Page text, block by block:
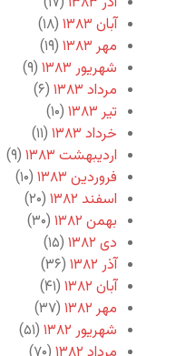
آبان ۱۳۸۳
(۱۸)
مهر ۱۳۸۳
(۱۹)
شهریور ۱۳۸۳
(۹)
مرداد ۱۳۸۳
(۶)
تیر ۱۳۸۳
(۱۰)
خرداد ۱۳۸۳
(۱۱)
اردیبهشت ۱۳۸۳
(۹)
فروردین ۱۳۸۳
(۱۰)
اسفند ۱۳۸۲
(۲۰)
بهمن ۱۳۸۲
(۳۰)
دی ۱۳۸۲
(۱۵)
آذر ۱۳۸۲
(۳۶)
آبان ۱۳۸۲
(۴۱)
مهر ۱۳۸۲
(۳۷)
شهریور ۱۳۸۲
(۵۱)